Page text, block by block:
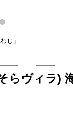
じ」
ヴィラ)